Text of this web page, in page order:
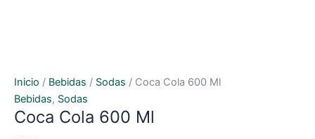
Inicio / Bebidas / Sodas / Coca Cola 600 Ml
Bebidas, Sodas
Coca Cola 600 Ml